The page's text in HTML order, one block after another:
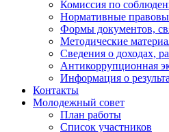
Комиссия по
Нормативные
Формы документов,
Методические
Сведения о доходах,
Антикоррупционная
Информация о
Контакты
Молодежный совет
План работы
Список участников